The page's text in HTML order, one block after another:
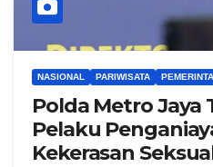
NASIONAL PARIWISATA
Polda Metro Jaya
Pelaku
Kekerasan